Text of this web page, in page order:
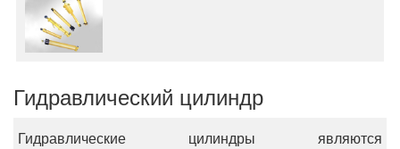
Гидравлический цилиндр
Гидравлические цилиндры являются